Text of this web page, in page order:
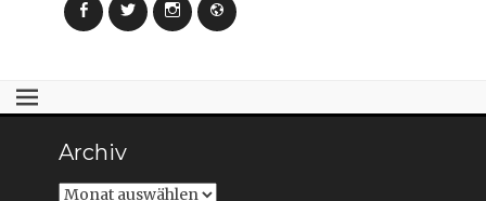
FacebookTwitter InstagramWebseite
Archiv
Archiv